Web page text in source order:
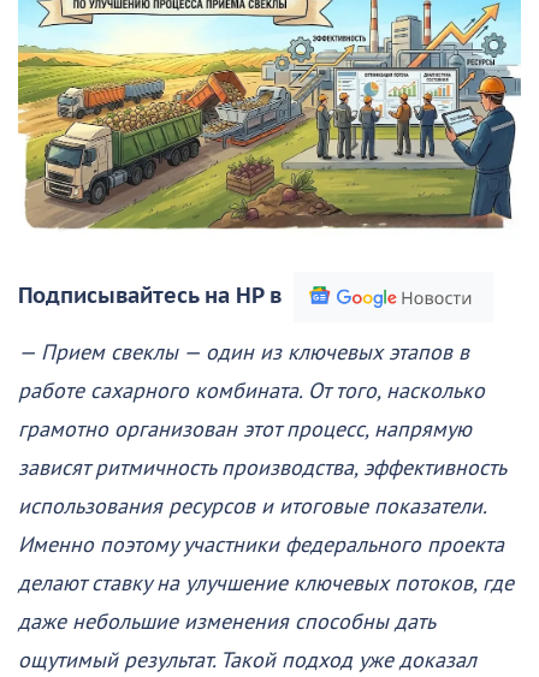
Подписывайтесь на НР в
— Прием свеклы — один из ключевых этапов в
работе сахарного комбината. От того, насколько
грамотно организован этот процесс, напрямую
зависят ритмичность производства, эффективность
использования ресурсов и итоговые показатели.
Именно поэтому участники федерального проекта
делают ставку на улучшение ключевых потоков, где
даже небольшие изменения способны дать
ощутимый результат. Такой подход уже доказал